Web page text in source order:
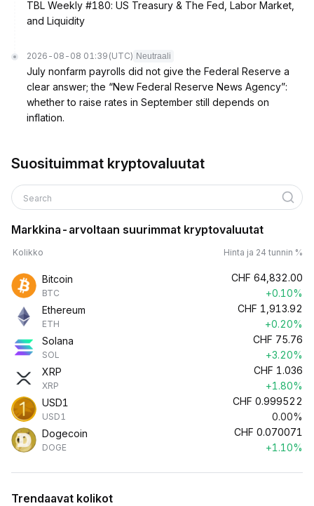
TBL Weekly #180: US Treasury & The Fed, Labor Market,
and Liquidity
2026-08-08 01:39 (UTC) Neutraali
July nonfarm payrolls did not give the Federal Reserve a
clear answer; the “New Federal Reserve News Agency”:
whether to raise rates in September still depends on
inflation.
Suosituimmat kryptovaluutat
Search
Markkina-arvoltaan suurimmat kryptovaluutat
Kolikko Hinta ja 24 tunnin %
Bitcoin
BTC
CHF 64,832.00
+0.10%
Ethereum
ETH
CHF 1,913.92
+0.20%
Solana
SOL
CHF 75.76
+3.20%
XRP
XRP
CHF 1.036
+1.80%
USD1
USD1
CHF 0.999522
0.00%
Dogecoin
DOGE
CHF 0.070071
+1.10%
Trendaavat kolikot